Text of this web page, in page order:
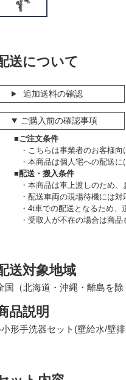
送について
追加送料の確認
ご購入前の確認事項
■ご注文条件
こちらは事業者のお客様
本商品は個人宅への配送に
■配送・搬入条件
本商品は車上渡しのため、
配送車両の現場待機には対
4t車での配送となるため、
受取人が不在の場合は商品
送対象地域
国（北海道・沖縄・離島を除
品説明
形手洗器セット(壁給水/壁排